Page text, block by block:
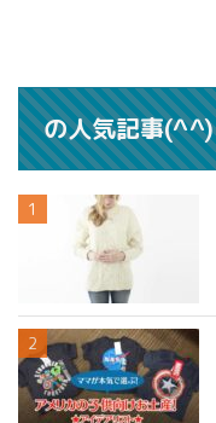
の人気記事(^^)